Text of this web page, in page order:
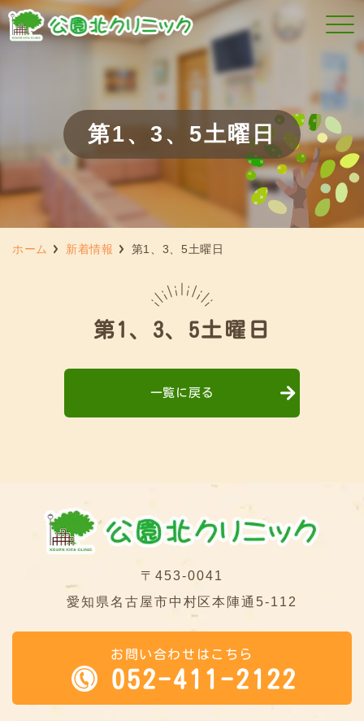
第1、3、5土曜日
ホーム 新着情報 第1、3、5土曜日
第1、3、5土曜日
一覧に戻る
〒453-0041
愛知県名古屋市中村区本陣通5-112
お問い合わせはこちら
052-411-2122